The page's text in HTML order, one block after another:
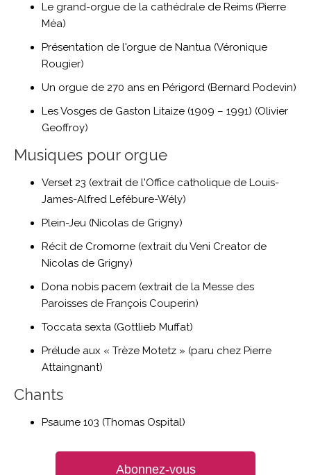
Le grand-orgue de la cathédrale de Reims (Pierre
Méa)
Présentation de l'orgue de Nantua (Véronique
Rougier)
Un orgue de 270 ans en Périgord (Bernard Podevin)
Les Vosges de Gaston Litaize (1909 – 1991) (Olivier
Geoffroy)
Musiques pour orgue
Verset 23 (extrait de l'Office catholique de Louis-
James-Alfred Lefébure-Wély)
Plein-Jeu (Nicolas de Grigny)
Récit de Cromorne (extrait du Veni Creator de
Nicolas de Grigny)
Dona nobis pacem (extrait de la Messe des
Paroisses de François Couperin)
Toccata sexta (Gottlieb Muffat)
Prélude aux « Trèze Motetz » (paru chez Pierre
Attaingnant)
Chants
Psaume 103 (Thomas Ospital)
Abonnez-vous